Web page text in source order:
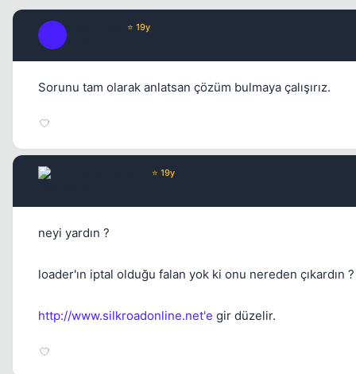
⭐ 19y
Sorunu tam olarak anlatsan çözüm bulmaya çalışırız.
⭐ 19y
neyi yardın ?
loader'ın iptal olduğu falan yok ki onu nereden çıkardın ?
http://www.silkroadonline.net'e gir düzelir.